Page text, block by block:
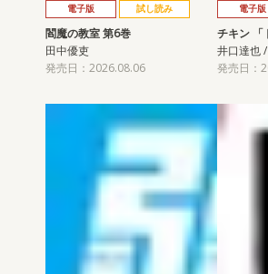
電子版 試し読み
閻魔の教室 第6巻
田中優吏
発売日：2026.08.06
電子版
チキン
井口達也
発売日：